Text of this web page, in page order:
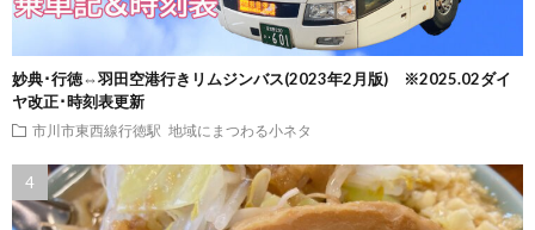
妙典･行徳⇔羽田空港行きリムジンバス(2023年2月版) ※2025.02ダイ
ヤ改正･時刻表更新
市川市東西線行徳駅 地域にまつわる小ネタ